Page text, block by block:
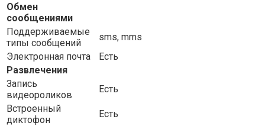
Обмен
сообщениями
Поддерживаемые
типы сообщений
sms, mms
Электронная почта
Есть
Развлечения
Запись
видеороликов
Есть
Встроенный
диктофон
Есть